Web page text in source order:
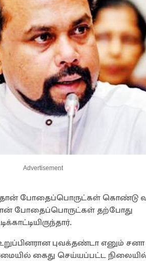
Advertisement
போதைப்பொருட்கள் கொண்டு
போதைப்பொருட்கள் தற்போது
புவக்தண்டா எனும் சனா
கைது செய்யப்பட்ட